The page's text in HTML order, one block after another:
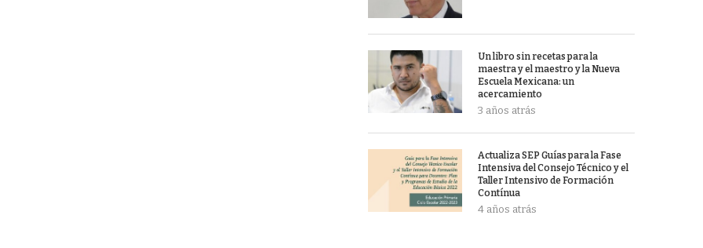
Un libro sin recetas para la
maestra y el maestro y la Nueva
Escuela Mexicana: un
acercamiento
3 años atrás
Actualiza SEP Guías para la Fase
Intensiva del Consejo Técnico y el
Taller Intensivo de Formación
Contínua
4 años atrás